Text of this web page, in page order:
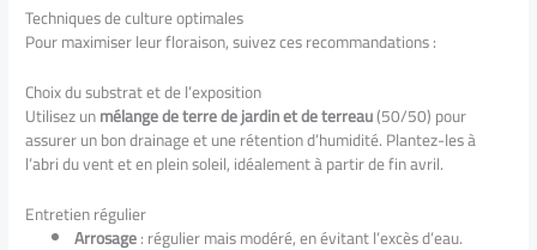
Techniques de culture optimales
Pour maximiser leur floraison, suivez ces recommandations :
Choix du substrat et de l’exposition
Utilisez unmélange de terre de jardin et de terreau(50/50) pour
assurer un bon drainage et une rétention d’humidité. Plantez-les à
l’abri du vent et en plein soleil, idéalement à partir de fin avril.
Entretien régulier
Arrosage: régulier mais modéré, en évitant l’excès d’eau.